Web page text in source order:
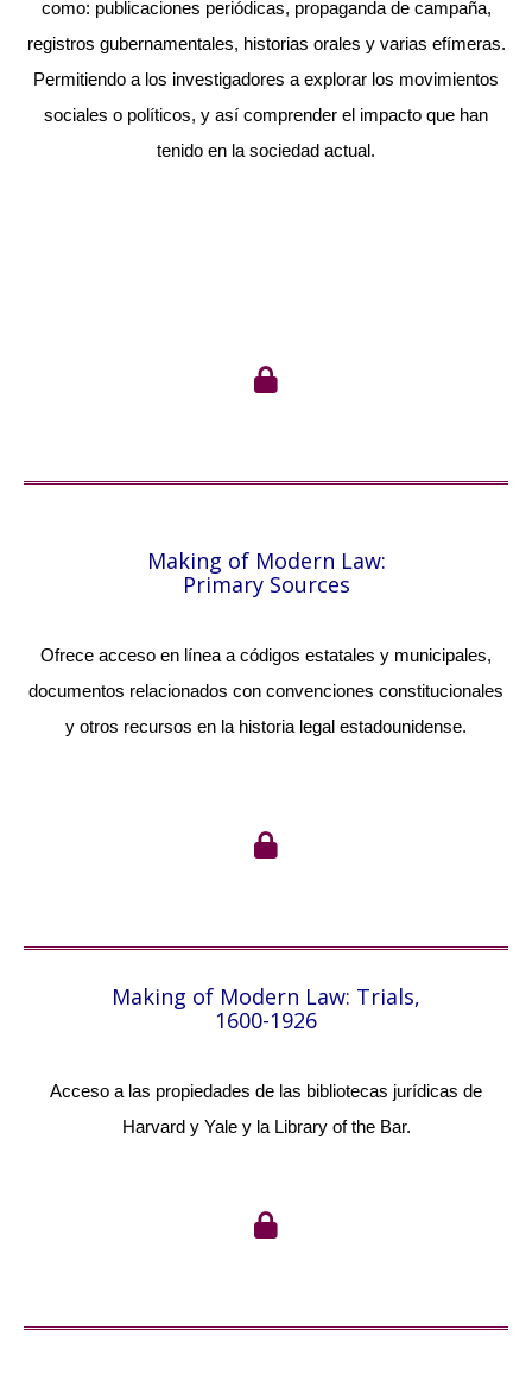
como: publicaciones periódicas, propaganda de campaña,
registros gubernamentales, historias orales y varias efímeras.
Permitiendo a los investigadores a explorar los movimientos
sociales o políticos, y así comprender el impacto que han
tenido en la sociedad actual.
Making of Modern Law:
Primary Sources
Ofrece acceso en línea a códigos estatales y municipales,
documentos relacionados con convenciones constitucionales
y otros recursos en la historia legal estadounidense.
Making of Modern Law: Trials,
1600-1926
Acceso a las propiedades de las bibliotecas jurídicas de
Harvard y Yale y la Library of the Bar.